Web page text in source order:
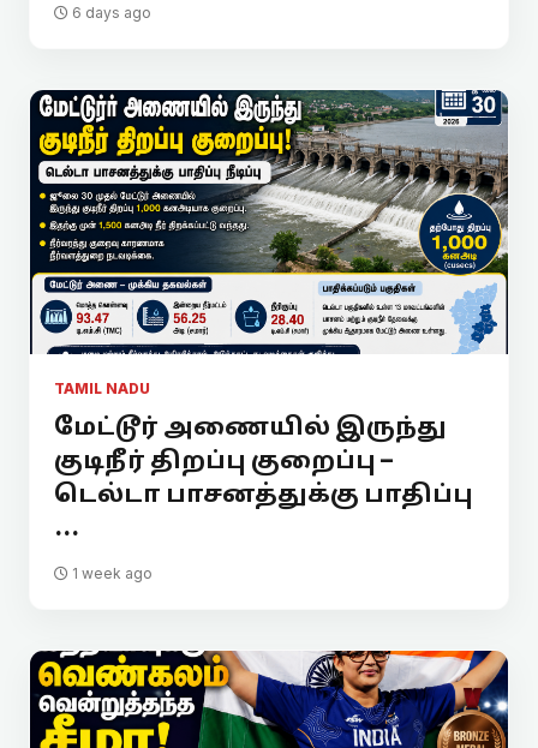
6 days ago
TAMIL NADU
மேட்டூர் அணையில் இருந்து
குடிநீர் திறப்பு குறைப்பு –
டெல்டா பாசனத்துக்கு பாதிப்பு
...
1 week ago